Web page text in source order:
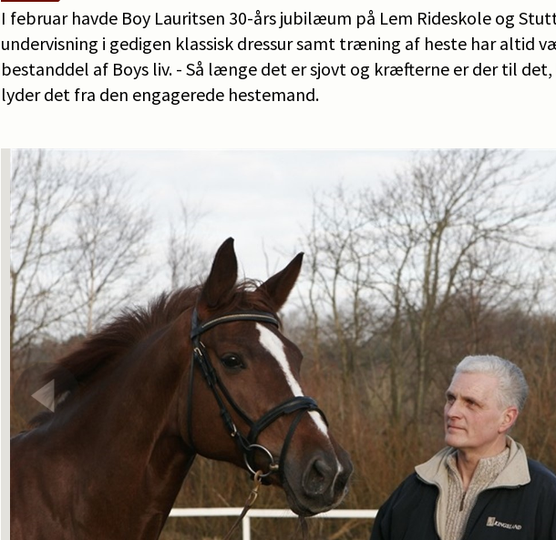
I februar havde Boy Lauritsen 30-års jubilæum på Lem Rideskole og
undervisning i gedigen klassisk dressur samt træning af heste har altid
bestanddel af Boys liv. - Så længe det er sjovt og kræfterne er der til det,
lyder det fra den engagerede hestemand.